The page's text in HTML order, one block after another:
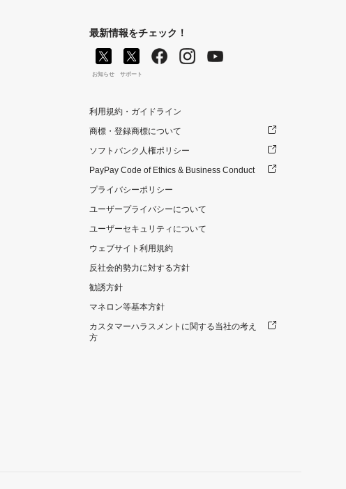
最新情報をチェック！
お知らせ サポート
利用規約・ガイドライン
商標・登録商標について
ソフトバンク人権ポリシー
PayPay Code of Ethics & Business Conduct
プライバシーポリシー
ユーザープライバシーについて
ユーザーセキュリティについて
ウェブサイト利用規約
反社会的勢力に対する方針
勧誘方針
マネロン等基本方針
カスタマーハラスメントに関する当社の考え
方